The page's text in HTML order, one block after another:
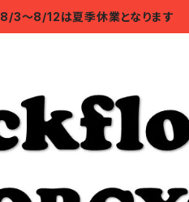
8/3～8/12は夏季休業となります